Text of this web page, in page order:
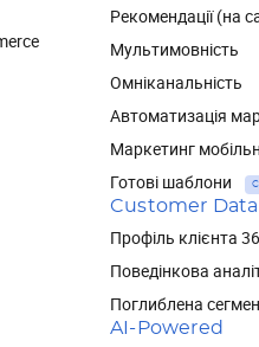
Рекомендації (на
Мультимовність
Омніканальність
Автоматизація
Маркетинг
Готові шаблони
Customer
Профіль клієнта
Поведінкова
Поглиблена
AI-Powered